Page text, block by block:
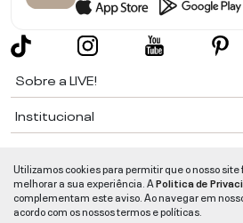
Sobre a LIVE!
Institucional
Ajuda
Utilizamos cookies para permitir que o nosso
melhorar a sua experiência. APolitica de
complementam este aviso. Ao navegar em
acordo com os nossos termos e políticas.